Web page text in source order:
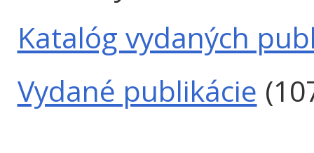
Katalóg vydaných
Vydané publikácie